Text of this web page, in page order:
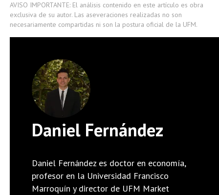
AVISO IMPORTANTE: El análisis contenido en este artículo es obra
exclusiva de su autor. Las aseveraciones realizadas no son
necesariamente compartidas ni son la postura oficial de la UFM.
Daniel Fernández
Daniel Fernández es doctor en economía,
profesor en la Universidad Francisco
Marroquín y director de UFM Market